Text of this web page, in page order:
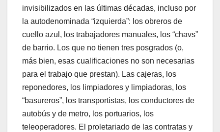
invisibilizados en las últimas décadas, incluso por
la autodenominada “izquierda”: los obreros de
cuello azul, los trabajadores manuales, los “chavs”
de barrio. Los que no tienen tres posgrados (o,
más bien, esas cualificaciones no son necesarias
para el trabajo que prestan). Las cajeras, los
reponedores, los limpiadores y limpiadoras, los
“basureros”, los transportistas, los conductores de
autobús y de metro, los portuarios, los
teleoperadores. El proletariado de las contratas y